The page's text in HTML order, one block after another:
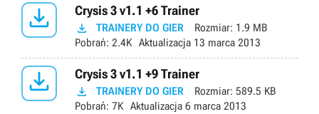
 Crysis 3 v1.1 +6 Trainer
 TRAINERY DO GIER Rozmiar: 1.9 MB
Pobrań: 2.4K Aktualizacja 13 marca 2013
 Crysis 3 v1.1 +9 Trainer
 TRAINERY DO GIER Rozmiar: 589.5 KB
Pobrań: 7K Aktualizacja 6 marca 2013